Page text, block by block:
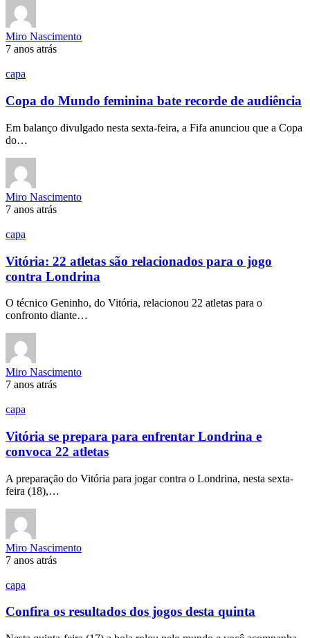
Miro Nascimento
7 anos atrás
capa
Copa do Mundo feminina bate recorde de audiência
Em balanço divulgado nesta sexta-feira, a Fifa anunciou que a Copa
do…
Miro Nascimento
7 anos atrás
capa
Vitória: 22 atletas são relacionados para o jogo
contra Londrina
O técnico Geninho, do Vitória, relacionou 22 atletas para o
confronto diante…
Miro Nascimento
7 anos atrás
capa
Vitória se prepara para enfrentar Londrina e
convoca 22 atletas
A preparação do Vitória para jogar contra o Londrina, nesta sexta-
feira (18),…
Miro Nascimento
7 anos atrás
capa
Confira os resultados dos jogos desta quinta